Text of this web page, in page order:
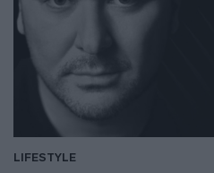
LIFESTYLE